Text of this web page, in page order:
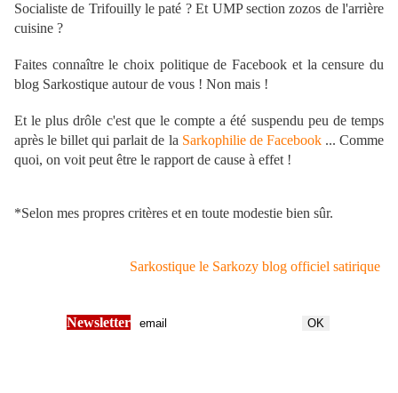
Socialiste de Trifouilly le paté ? Et UMP section zozos de l'arrière
cuisine ?
Faites connaître le choix politique de Facebook et la censure du
blog Sarkostique autour de vous ! Non mais !
Et le plus drôle c'est que le compte a été suspendu peu de temps
après le billet qui parlait de la Sarkophilie de Facebook... Comme
quoi, on voit peut être le rapport de cause à effet !
*Selon mes propres critères et en toute modestie bien sûr.
Sarkostique le Sarkozy blog officiel satirique
Newsletter